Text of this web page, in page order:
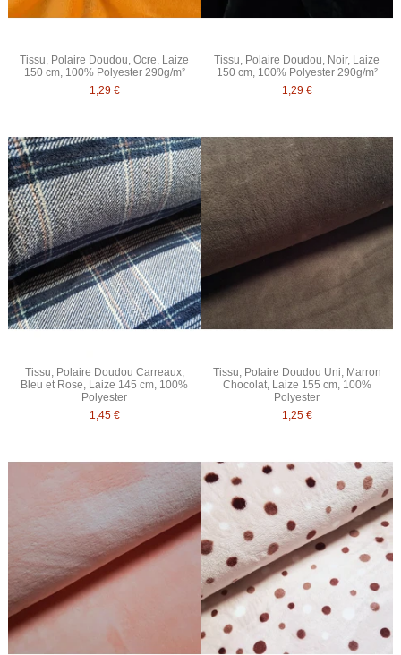
Tissu, Polaire Doudou, Ocre, Laize
150 cm, 100% Polyester 290g/m²
1,29 €
Tissu, Polaire Doudou, Noir, Laize
150 cm, 100% Polyester 290g/m²
1,29 €
Tissu, Polaire Doudou Carreaux,
Bleu et Rose, Laize 145 cm, 100%
Polyester
1,45 €
Tissu, Polaire Doudou Uni, Marron
Chocolat, Laize 155 cm, 100%
Polyester
1,25 €